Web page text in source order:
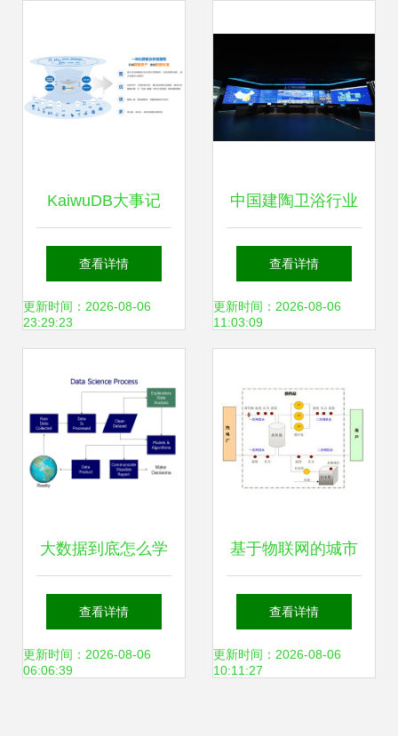
KaiwuDB大事记
2023年4月数据采
集领域的关键突破
查看详情
更新时间：2026-08-06
23:29:23
中国建陶卫浴行业
高质量发展示范案
例:新明珠集团领跑
转型
查看详情
更新时间：2026-08-06
11:03:09
大数据到底怎么学
数据科学概论与大
数据学习误区
查看详情
更新时间：2026-08-06
06:06:39
基于物联网的城市
热网换热站远程无
线数据采集与监控
查看详情
更新时间：2026-08-06
10:11:27